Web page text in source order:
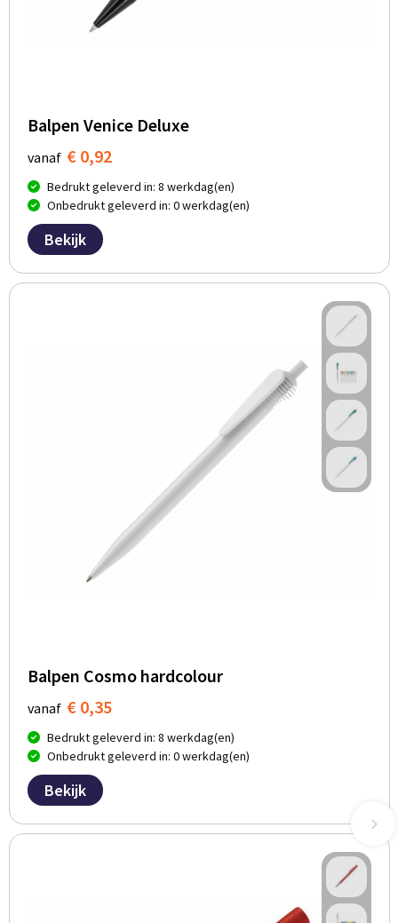
Balpen Venice Deluxe
vanaf € 0,92
Bedrukt geleverd in: 8 werkdag(en)
Onbedrukt geleverd in: 0 werkdag(en)
Bekijk
Balpen Cosmo hardcolour
vanaf € 0,35
Bedrukt geleverd in: 8 werkdag(en)
Onbedrukt geleverd in: 0 werkdag(en)
Bekijk